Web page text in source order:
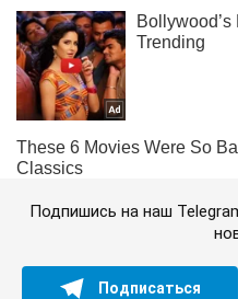
Подпишись на наш
Подписаться